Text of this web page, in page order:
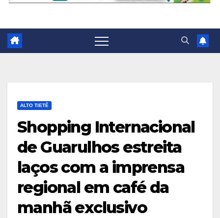
ALTO TIETÊ
Shopping Internacional
de Guarulhos estreita
laços com a imprensa
regional em café da
manhã exclusivo